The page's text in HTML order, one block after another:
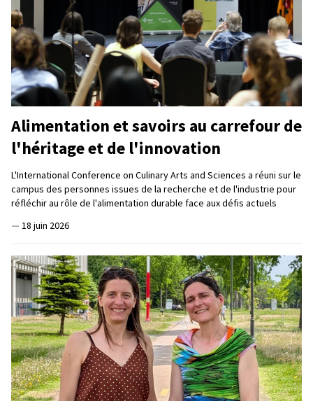
Alimentation et savoirs au carrefour de
l'héritage et de l'innovation
L'International Conference on Culinary Arts and Sciences a réuni sur le
campus des personnes issues de la recherche et de l'industrie pour
réfléchir au rôle de l'alimentation durable face aux défis actuels
— 18 juin 2026